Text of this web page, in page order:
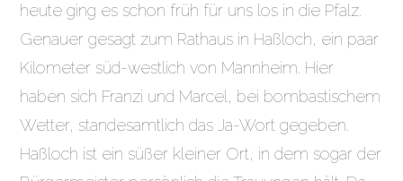
heute ging es schon früh für uns los in die Pfalz.
Genauer gesagt zum Rathaus in Haßloch, ein paar
Kilometer süd-westlich von Mannheim. Hier
haben sich Franzi und Marcel, bei bombastischem
Wetter, standesamtlich das Ja-Wort gegeben.
Haßloch ist ein süßer kleiner Ort, in dem sogar der